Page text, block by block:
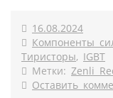
16.08.2024
Компоненты
Тиристоры, IGBT
Метки: Zenli
Оставить